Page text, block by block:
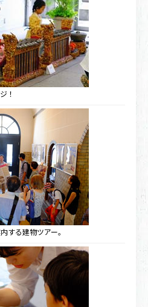
！
する建物ツアー。